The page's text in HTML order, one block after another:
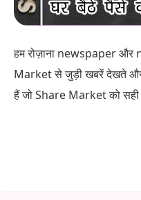
हम रोज़ाना newspaper
Market से जुड़ी खबरें देखते
हैं जो Share Market को सही